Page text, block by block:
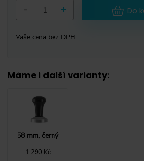
+ Do
Vaše cena bez DPH
Máme i další varianty:
58 mm, černý
1 290 Kč